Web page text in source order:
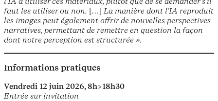
faut les utiliser ou non. […]La manière dont l’IA reproduit
les images peut également offrir de nouvelles perspectives
narratives, permettant de remettre en question la façon
dont notre perception est structurée ».
Informations pratiques
Vendredi 12 juin 2026, 8h>18h30
Entrée sur invitation